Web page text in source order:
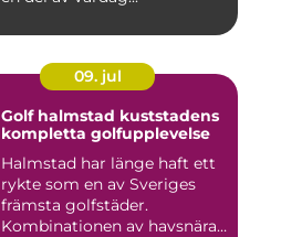
09. jul
Golf halmstad kuststadens
kompletta golfupplevelse
Halmstad har länge haft ett
rykte som en av Sveriges
främsta golfstäder.
Kombinationen av havsnära